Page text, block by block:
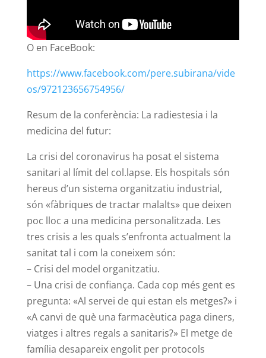
O en FaceBook:
https://www.facebook.com/pere.subirana/vide
os/972123656754956/
Resum de la conferència: La radiestesia i la
medicina del futur:
La crisi del coronavirus ha posat el sistema
sanitari al límit del col.lapse. Els hospitals són
hereus d’un sistema organitzatiu industrial,
són «fàbriques de tractar malalts» que deixen
poc lloc a una medicina personalitzada. Les
tres crisis a les quals s’enfronta actualment la
sanitat tal i com la coneixem són:
– Crisi del model organitzatiu.
– Una crisi de confiança. Cada cop més gent es
pregunta: «Al servei de qui estan els metges?» i
«A canvi de què una farmacèutica paga diners,
viatges i altres regals a sanitaris?» El metge de
família desapareix engolit per protocols